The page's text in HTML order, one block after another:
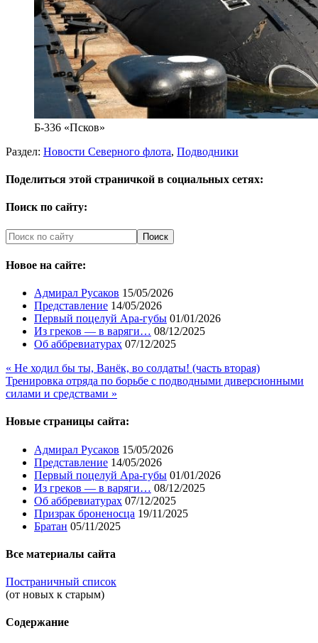
Б-336 «Псков»
Раздел: Новости Северного флота, Подводники
Поделиться этой страничкой в социальных сетях:
Поиск по сайту:
Новое на сайте:
Адмирал Русаков 15/05/2026
Представление 14/05/2026
Первый поцелуй Ара-губы 01/01/2026
Из греков — в варяги… 08/12/2025
Об аббревиатурах 07/12/2025
« Не ходил бы ты, Ванёк, во солдаты! (часть вторая)
Тренировка отряда по борьбе с подводными диверсионными
силами и средствами »
Новые страницы сайта:
Адмирал Русаков 15/05/2026
Представление 14/05/2026
Первый поцелуй Ара-губы 01/01/2026
Из греков — в варяги… 08/12/2025
Об аббревиатурах 07/12/2025
Призрак броненосца 19/11/2025
Братан 05/11/2025
Все материалы сайта
Постраничный список
(от новых к старым)
Содержание